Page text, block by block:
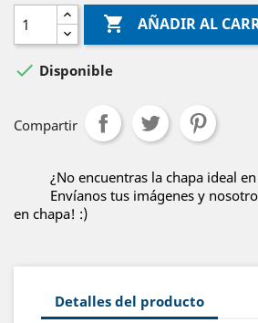
 AÑADIR AL
 Disponible
Compartir
¿No encuentras la chapa ideal
Envíanos tus imágenes y
en chapa! :)
Detalles del producto